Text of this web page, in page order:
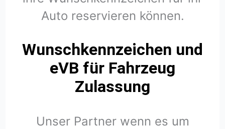
Auto reservieren können.
Wunschkennzeichen und
eVB für Fahrzeug
Zulassung
Unser Partner wenn es um